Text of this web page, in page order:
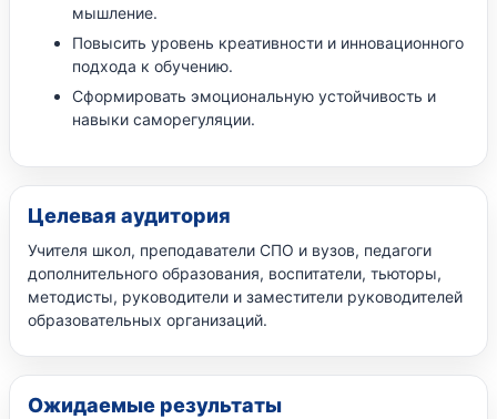
мышление.
Повысить уровень креативности и инновационного
подхода к обучению.
Сформировать эмоциональную устойчивость и
навыки саморегуляции.
Целевая аудитория
Учителя школ, преподаватели СПО и вузов, педагоги
дополнительного образования, воспитатели, тьюторы,
методисты, руководители и заместители руководителей
образовательных организаций.
Ожидаемые результаты